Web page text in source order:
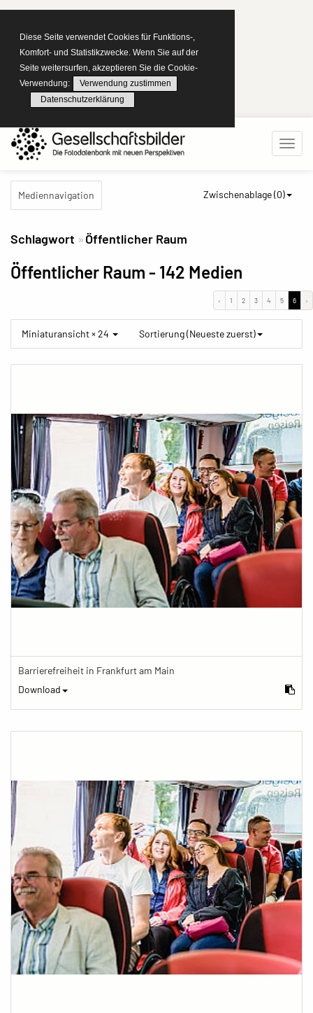
Diese Seite verwendet Cookies für Funktions-,
Komfort- und Statistikzwecke. Wenn Sie auf der
Seite weitersurfen, akzeptieren Sie die Cookie-
Verwendung:
Verwendung zustimmen
Datenschutzerklärung
Mediennavigation Zwischenablage (0)
Schlagwort Öffentlicher Raum
Öffentlicher Raum - 142 Medien
‹ 1 2 3 4 5 6 ›
Miniaturansicht × 24 Sortierung (Neueste zuerst)
Barrierefreiheit in Frankfurt am Main
Download